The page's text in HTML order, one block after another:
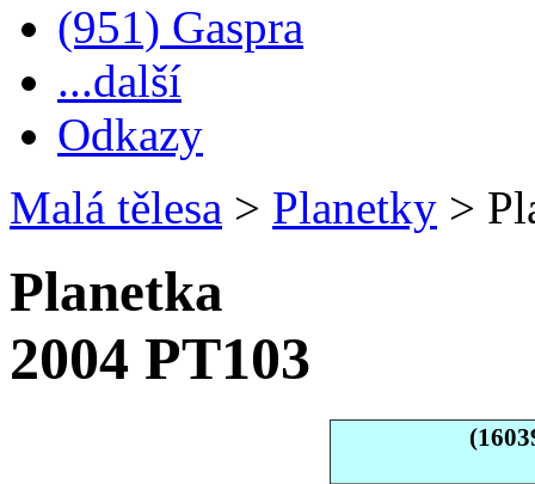
(951) Gaspra
...další
Odkazy
Malá tělesa > Planetky >
Planetka
2004 PT103